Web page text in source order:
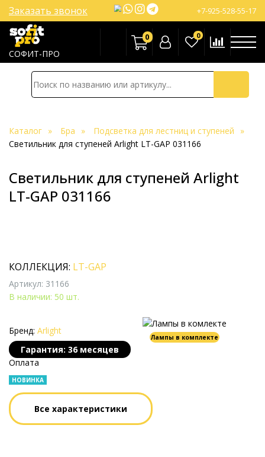
СОФИТ-ПРО
+7-925-528-55-17
Заказать звонок
0 0
Каталог Бра
Подсветка для лестниц и ступеней
Светильник для ступеней Arlight LT-GAP 031166
Светильник для ступеней Arlight
LT-GAP 031166
КОЛЛЕКЦИЯ: LT-GAP
Артикул: 31166
В наличии: 50 шт.
Бренд: Arlight
Гарантия: 36 месяцев
Лампы в комплекте
Оплата
НОВИНКА
Все характеристики